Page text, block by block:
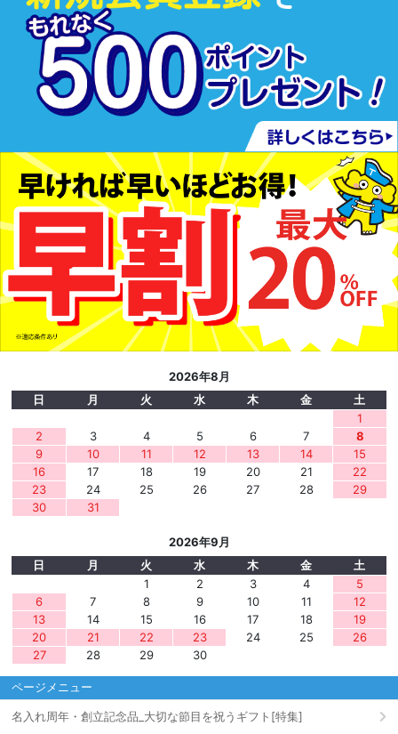
2026年8月
日
月 火 水 木 金
土
1
2
3 4 5 6 7
8
9
10 11 12 13 14
15
16
17 18 19 20 21
22
23
24 25 26 27 28
29
30
31
2026年9月
日
月 火 水 木 金
土
1
2 3 4
5
6
7 8 9 10 11
12
13
14 15 16 17 18
19
20
21 22 23 24 25
26
27
28 29 30
ページメニュー
名入れ周年・創立記念品_大切な節目を祝うギフト[特集]